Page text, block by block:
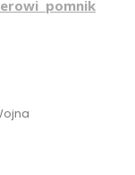
pomnik